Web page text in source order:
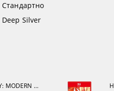
Стандартно
Deep Silver
CALL OF DUTY: MODERN WARFARE 4[PS5]